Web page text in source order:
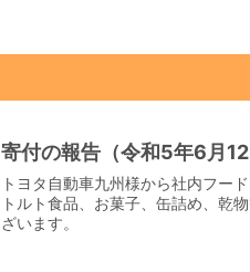
寄付の報告（令和5年6月12
トヨタ自動車九州様から社内フー
トルト食品、お菓子、缶詰め、乾
ざいます。